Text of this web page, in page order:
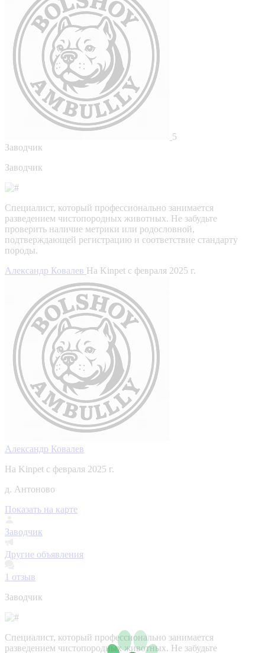
5
Заводчик
Заводчик
Специалист, который профессионально занимается
разведением чистопородных животных. Не забудьте
проверить наличие метрики или родословной,
подтверждающей регистрацию и соответствие стандарту
породы.
Александр Ковалев На Kinpet c февраля 2025 г.
Александр Ковалев
На Kinpet c февраля 2025 г.
д. Антоново
Показать на карте
Заводчик
Другие объявления
1 отзыв
Заводчик
Специалист, который профессионально занимается
разведением чистопородных животных. Не забудьте